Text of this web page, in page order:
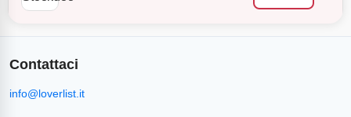
Contattaci
info@loverlist.it